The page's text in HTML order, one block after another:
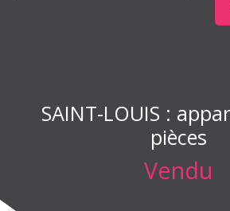
SAINT-LOUIS :
pièces
Vendu